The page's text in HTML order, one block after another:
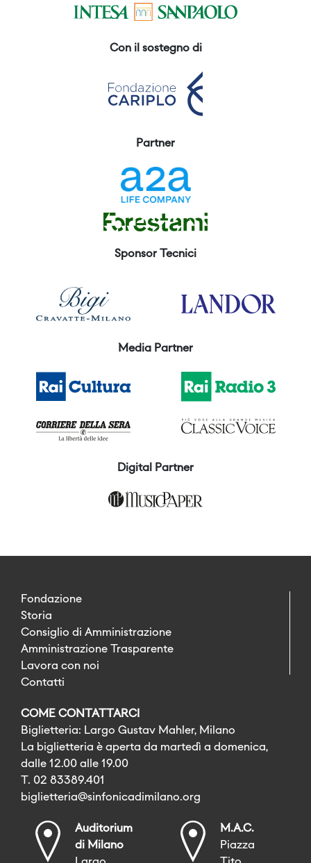
Con il sostegno di
Partner
Sponsor Tecnici
Media Partner
Digital Partner
Fondazione
Storia
Consiglio di Amministrazione
Amministrazione Trasparente
Lavora con noi
Contatti
COME CONTATTARCI
Biglietteria: Largo Gustav Mahler, Milano
La biglietteria è aperta da martedì a domenica,
dalle 12.00 alle 19.00
T. 02 83389.401
biglietteria@sinfonicadimilano.org
Auditorium
di Milano
M.A.C.
Piazza